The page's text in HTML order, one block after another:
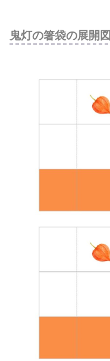
鬼灯の箸袋の展開図